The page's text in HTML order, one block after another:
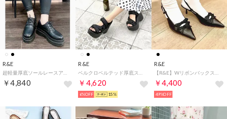
R&E
￥4,840
R&E
￥4,620
6%OFF 15%
R&E
￥4,400
49%OFF